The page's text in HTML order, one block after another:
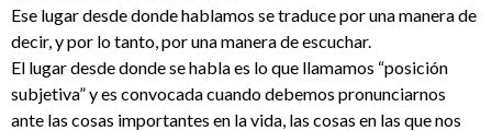
Ese lugar desde donde hablamos se traduce por una manera de
decir, y por lo tanto, por una manera de escuchar.
El lugar desde donde se habla es lo que llamamos “posición
subjetiva” y es convocada cuando debemos pronunciarnos
ante las cosas importantes en la vida, las cosas en las que nos